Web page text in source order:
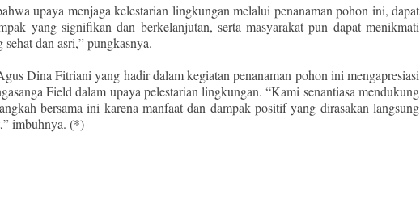
upaya menjaga kelestarian lingkungan melalui penanaman pohon ini, dapat
yang signifikan dan berkelanjutan, serta masyarakat pun dapat menikmati
dan asri,” pungkasnya.
Dina Fitriani yang hadir dalam kegiatan penanaman pohon ini mengapresiasi
Field dalam upaya pelestarian lingkungan. “Kami senantiasa mendukung
bersama ini karena manfaat dan dampak positif yang dirasakan langsung
imbuhnya. (*)